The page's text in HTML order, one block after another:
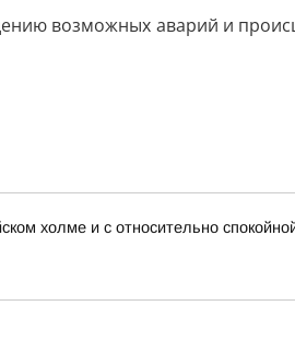
возможных аварий и
холме и с относительно